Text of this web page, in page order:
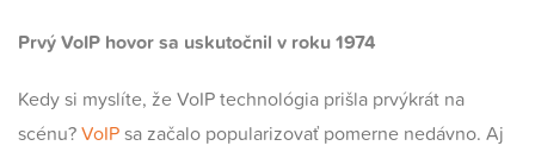
PrvýVoIP hovor sa uskutočnil v roku 1974
Kedy si myslíte, že VoIP technológia prišla prvýkrát na
scénu?VoIPsa začalo popularizovať pomerne nedávno. Aj